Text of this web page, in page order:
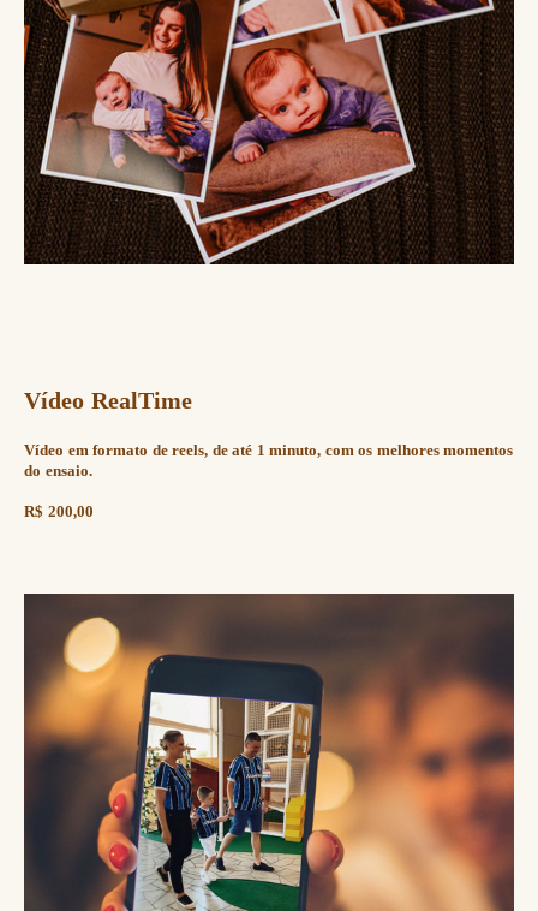
Vídeo RealTime
Vídeo em formato de reels, de até 1 minuto, com os melhores momentos
do ensaio.
R$ 200,00